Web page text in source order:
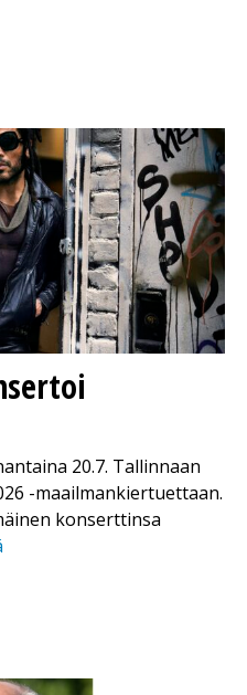
20.7. Tallinnaan
-maailmankiertuettaan.
konserttinsa